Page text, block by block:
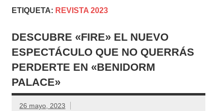
ETIQUETA: REVISTA 2023
DESCUBRE «FIRE» EL NUEVO
ESPECTÁCULO QUE NO QUERRÁS
PERDERTE EN «BENIDORM
PALACE»
26 mayo, 2023